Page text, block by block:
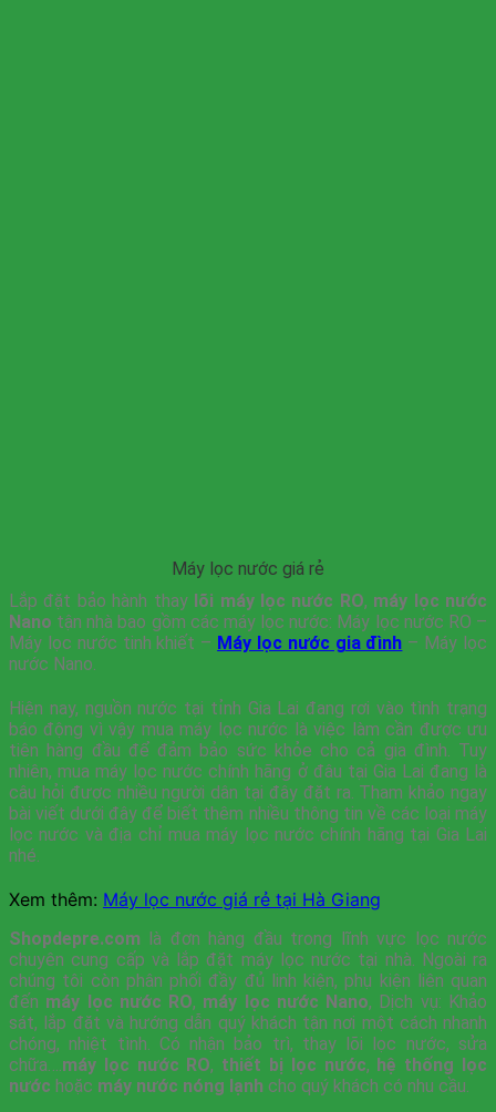
Máy lọc nước giá rẻ
Lắp đặt bảo hành thay lõi máy lọc nước RO, máy lọc nước
Nano tận nhà bao gồm các máy lọc nước: Máy lọc nước RO –
Máy lọc nước tinh khiết – Máy lọc nước gia đình – Máy lọc
nước Nano.
Hiện nay, nguồn nước tại tỉnh Gia Lai đang rơi vào tình trạng
báo động vì vậy mua máy lọc nước là việc làm cần được ưu
tiên hàng đầu để đảm bảo sức khỏe cho cả gia đình. Tuy
nhiên, mua máy lọc nước chính hãng ở đâu tại Gia Lai đang là
câu hỏi được nhiều người dân tại đây đặt ra. Tham khảo ngay
bài viết dưới đây để biết thêm nhiều thông tin về các loại máy
lọc nước và địa chỉ mua máy lọc nước chính hãng tại Gia Lai
nhé.
Xem thêm: Máy lọc nước giá rẻ tại Hà Giang
Shopdepre.com là đơn hàng đầu trong lĩnh vực lọc nước
chuyên cung cấp và lắp đặt máy lọc nước tại nhà. Ngoài ra
chúng tôi còn phân phối đầy đủ linh kiện, phụ kiện liên quan
đến máy lọc nước RO, máy lọc nước Nano, Dịch vụ: Khảo
sát, lắp đặt và hướng dẫn quý khách tận nơi một cách nhanh
chóng, nhiệt tình. Có nhận bảo trì, thay lõi lọc nước, sửa
chữa….máy lọc nước RO, thiết bị lọc nước, hệ thống lọc
nước hoặc máy nước nóng lạnh cho quý khách có nhu cầu.